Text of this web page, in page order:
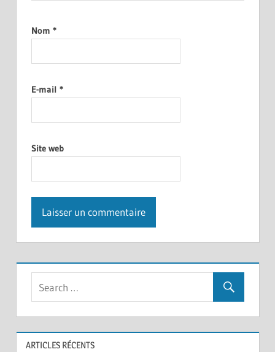
Nom *
E-mail *
Site web
ARTICLES RÉCENTS